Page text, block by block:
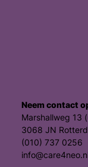
Neem contact
Marshallweg 13
3068 JN
(010) 737 0256